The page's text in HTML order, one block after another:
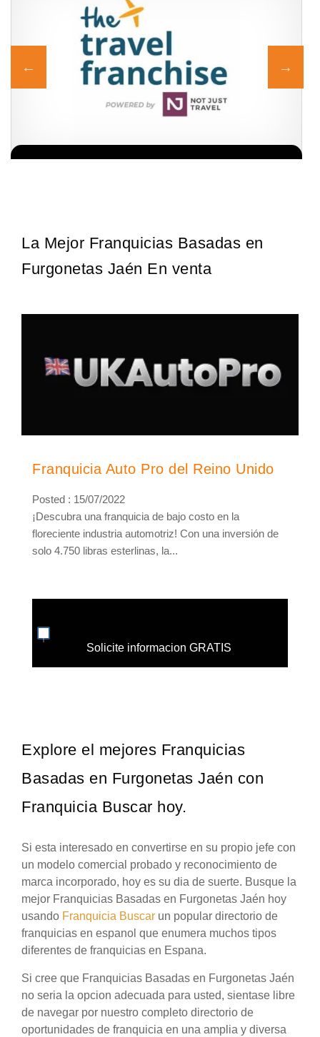
La Mejor Franquicias Basadas en
Furgonetas Jaén En venta
Franquicia Auto Pro del Reino Unido
Posted : 15/07/2022
¡Descubra una franquicia de bajo costo en la
floreciente industria automotriz! Con una inversión de
solo 4.750 libras esterlinas, la...
Solicite informacion GRATIS
Explore el mejores Franquicias
Basadas en Furgonetas Jaén con
Franquicia Buscar hoy.
Si esta interesado en convertirse en su propio jefe con
un modelo comercial probado y reconocimiento de
marca incorporado, hoy es su dia de suerte. Busque la
mejor Franquicias Basadas en Furgonetas Jaén hoy
usando Franquicia Buscar un popular directorio de
franquicias en espanol que enumera muchos tipos
diferentes de franquicias en Espana.
Si cree que Franquicias Basadas en Furgonetas Jaén
no seria la opcion adecuada para usted, sientase libre
de navegar por nuestro completo directorio de
oportunidades de franquicia en una amplia y diversa